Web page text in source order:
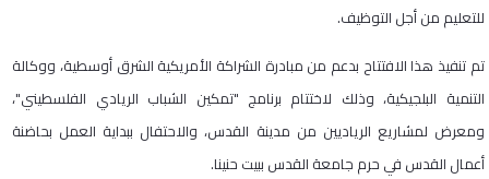
للتعليم من أجل التوظيف.
تم تنفيذ هذا الافتتاح بدعم من مبادرة الشراكة الأمريكية الشرق أوسطية، ووكالة
التنمية البلجيكية، وذلك لاختتام برنامج "تمكين الشباب الريادي الفلسطيني"،
ومعرض لمشاريع الرياديين من مدينة القدس، والاحتفال ببداية العمل بحاضنة
أعمال القدس في حرم جامعة القدس ببيت حنينا.